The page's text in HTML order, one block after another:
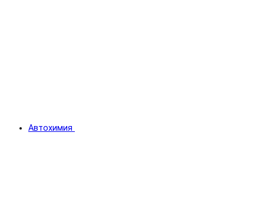
Автохимия